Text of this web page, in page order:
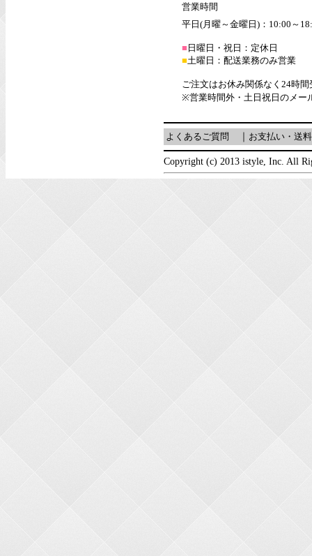
営業時間
平日(月曜～金曜日)：10:00～
■ 日曜日・祝日：定休日
■土曜日：配送業務のみ営業
ご注文はお休み関係なく24時
※営業時間外・土日祝日のメー
よくあるご質問 ｜ お支払い・送料
Copyright (c) 2013 istyle, Inc. All